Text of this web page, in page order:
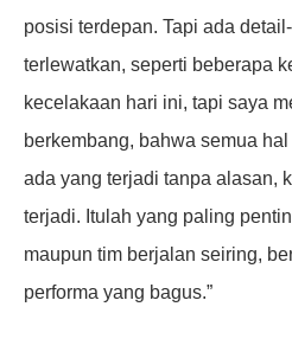
posisi terdepan. Tapi ada
terlewatkan, seperti beberapa
kecelakaan hari ini, tapi saya
berkembang, bahwa semua
ada yang terjadi tanpa alasan,
terjadi. Itulah yang paling
maupun tim berjalan seiring,
performa yang bagus.”